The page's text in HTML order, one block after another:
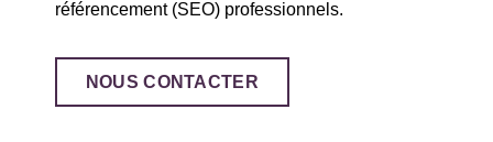
référencement (SEO) professionnels.
NOUS CONTACTER